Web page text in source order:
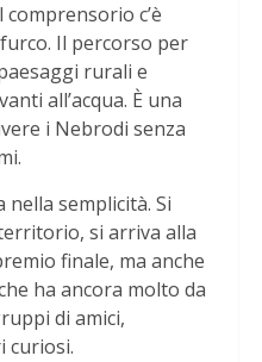
c’è
Il percorso per
rurali e
all’acqua. È una
i Nebrodi senza
semplicità. Si
si arriva alla
finale, ma anche
ha ancora molto da
di amici,
curiosi.